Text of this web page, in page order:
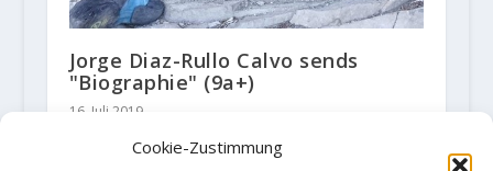
Cookie-Zustimmung
Jorge Diaz-Rullo Calvo sends
"Biographie" (9a+)
16. Juli 2019